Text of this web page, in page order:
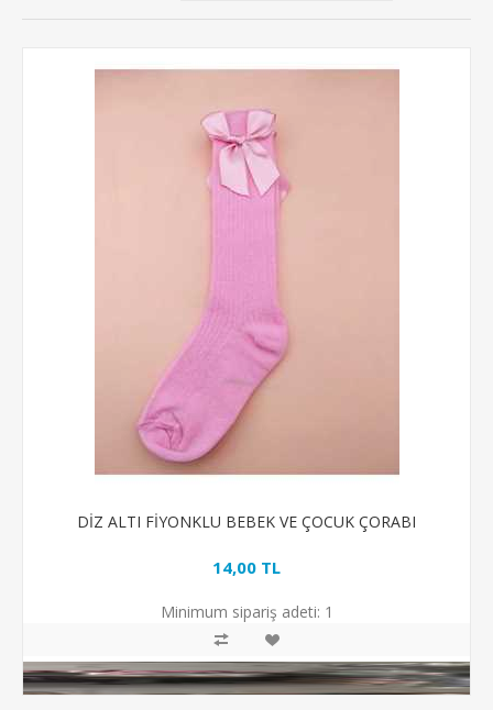
DİZ ALTI FİYONKLU BEBEK VE ÇOCUK ÇORABI
14,00 TL
Minimum sipariş adeti: 1